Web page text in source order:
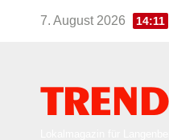
7. August 2026 14:11
TREND